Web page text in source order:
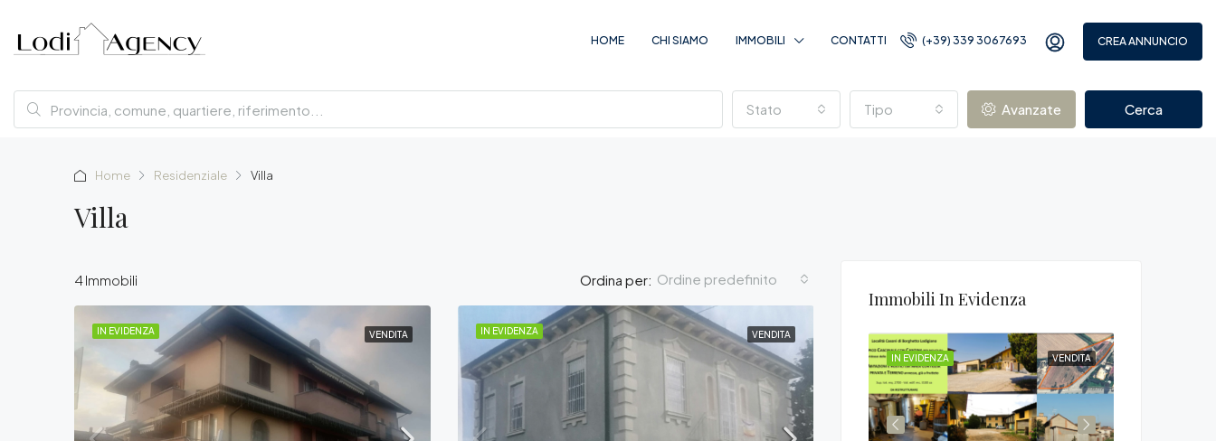
HOME CHI SIAMO IMMOBILI CONTATTI (+39) 339 3067693 CREA ANNUNCIO
Stato Tipo Avanzate Cerca
Home Residenziale Villa
Villa
4 Immobili Ordina per: Ordine predefinito
IN EVIDENZA VENDITA IN EVIDENZA VENDITA
Immobili In Evidenza
VENDITA
IN EVIDENZA VENDITA
IN EVIDENZA